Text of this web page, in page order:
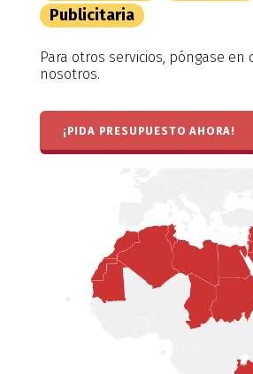
Publicitaria
Para otros servicios, póngase en
nosotros.
¡PIDA PRESUPUESTO AHORA!